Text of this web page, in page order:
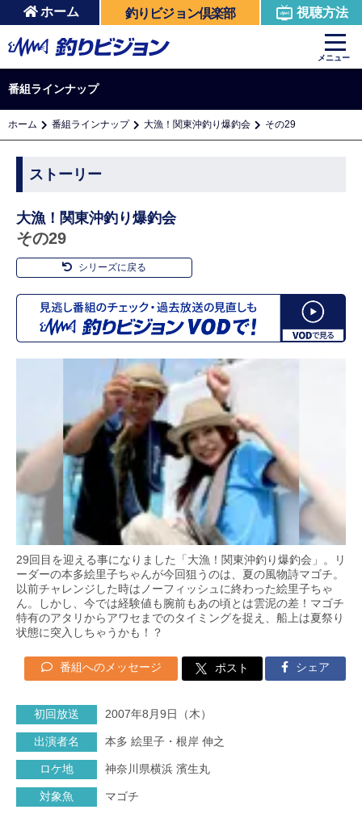
ホーム 釣りビジョン倶楽部 視聴方法
メニュー
番組ラインナップ
ホーム 番組ラインナップ 大漁！関東沖釣り爆釣会 その29
ストーリー
大漁！関東沖釣り爆釣会
その29
シリーズに戻る
29回目を迎える事になりました「大漁！関東沖釣り爆釣会」。リ
ーダーの本多絵里子ちゃんが今回狙うのは、夏の風物詩マゴチ。
以前チャレンジした時はノーフィッシュに終わった絵里子ちゃ
ん。しかし、今では経験値も腕前もあの頃とは雲泥の差！マゴチ
特有のアタリからアワセまでのタイミングを捉え、船上は夏祭り
状態に突入しちゃうかも！？
番組へのメッセージ ポスト シェア
初回放送 2007年8月9日（木）
出演者名 本多 絵里子・根岸 伸之
ロケ地 神奈川県横浜 濱生丸
対象魚 マゴチ